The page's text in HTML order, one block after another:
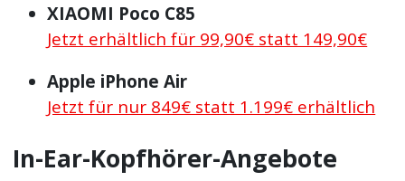
XIAOMI Poco C85
Jetzt erhältlich für 99,90€ statt 149,90€
Apple iPhone Air
Jetzt für nur 849€ statt 1.199€ erhältlich
In-Ear-Kopfhörer-Angebote